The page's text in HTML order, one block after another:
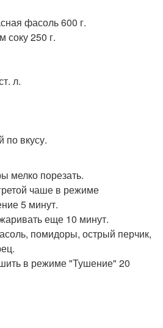
фасоль 600 г.
соку 250 г.
л.
вкусу.
мелко порезать.
чаше в режиме
5 минут.
еще 10 минут.
помидоры, острый перчик,
в режиме "Тушение" 20